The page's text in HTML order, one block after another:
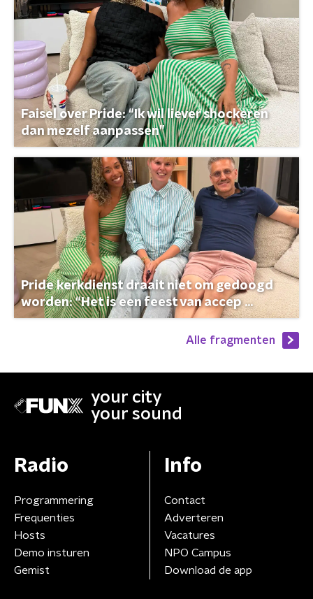
Faisel over Pride: “Ik wil liever shockeren
dan mezelf aanpassen”
Pride kerkdienst draait niet om gedoogd
worden: “Het is een feest van accep ...
Alle fragmenten
your city
your sound
Radio
Programmering
Frequenties
Hosts
Demo insturen
Gemist
Info
Contact
Adverteren
Vacatures
NPO Campus
Download de app